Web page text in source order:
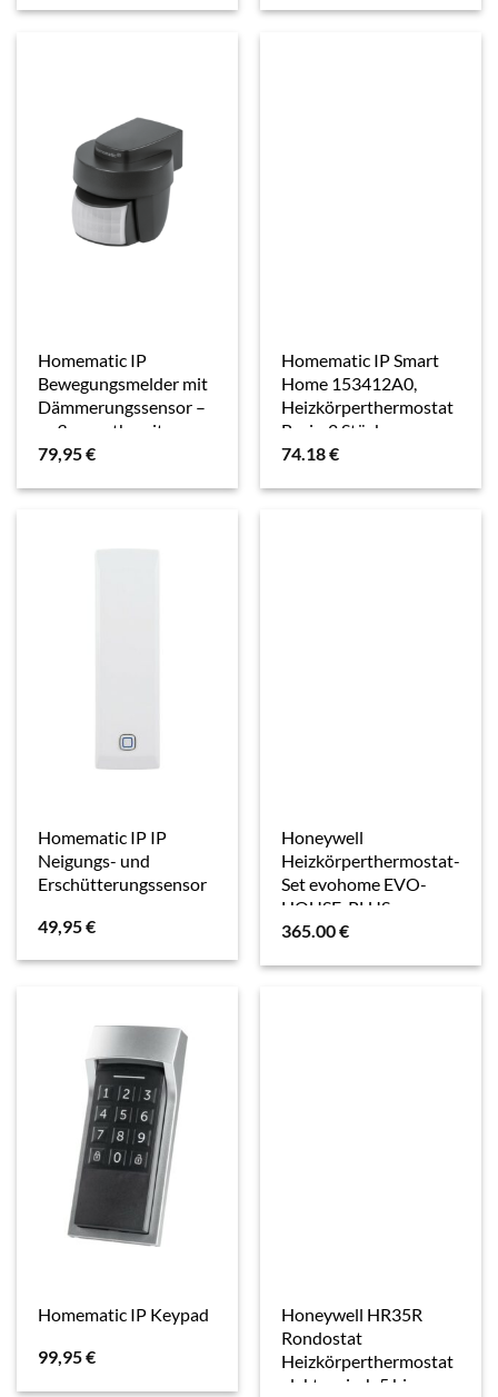
Homematic IP
Bewegungsmelder mit
Dämmerungssensor –
außen, anthrazit
79,95€
Homematic IP Smart
Home 153412A0,
Heizkörperthermostat
Basic, 2 Stück,
Thermostat, Weiss
74.18€
Homematic IP IP
Neigungs- und
Erschütterungssensor
49,95€
Honeywell
Heizkörperthermostat-
Set evohome EVO-
HOUSE-PLUS,
Thermostat, Weiss
365.00€
Homematic IP Keypad
99,95€
Honeywell HR35R
Rondostat
Heizkörperthermostat
elektronisch 5 bis